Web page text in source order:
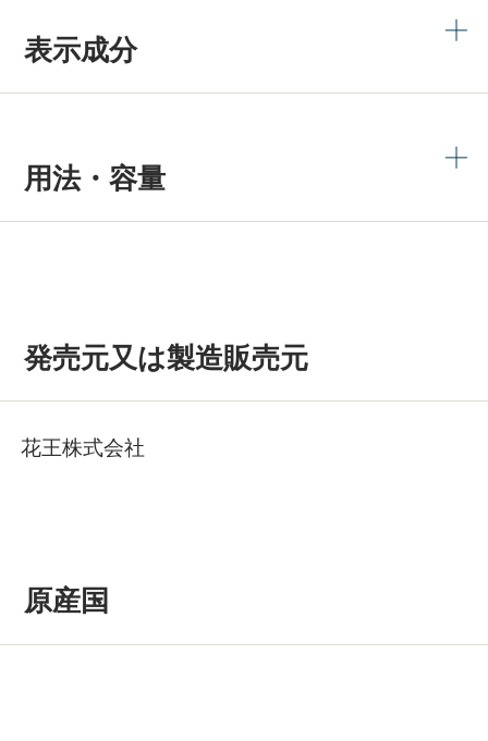
表示成分
用法・容量
発売元又は製造販売元
花王株式会社
原産国